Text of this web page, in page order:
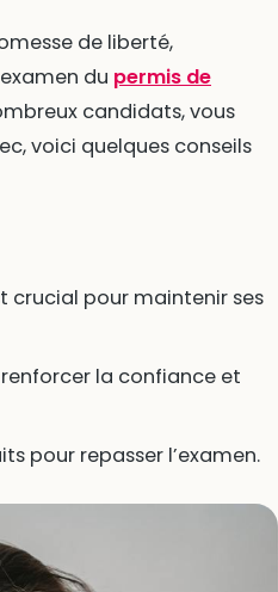
de liberté,
du permis de
candidats, vous
voici quelques conseils
crucial pour maintenir ses
la confiance et
pour repasser l’examen.